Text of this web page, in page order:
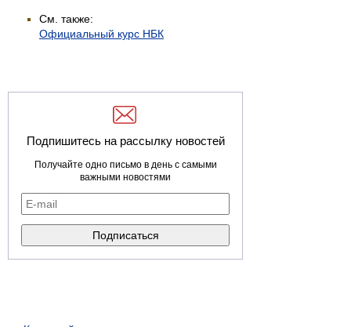
См. также:
Официальный курс НБК
Подпишитесь на рассылку новостей
Получайте одно письмо в день с самыми
важными новостями